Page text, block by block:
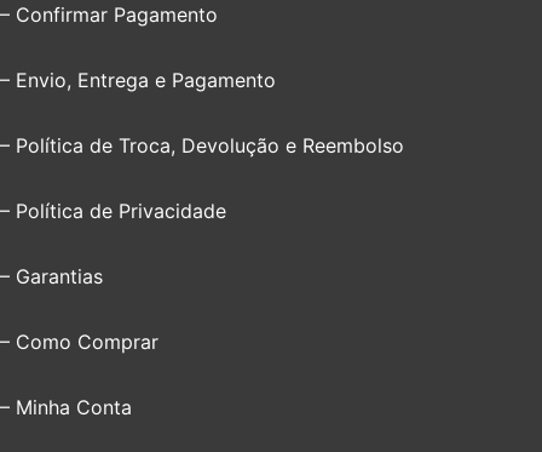
– Confirmar Pagamento
– Envio, Entrega e Pagamento
– Política de Troca, Devolução e Reembolso
– Política de Privacidade
– Garantias
– Como Comprar
– Minha Conta